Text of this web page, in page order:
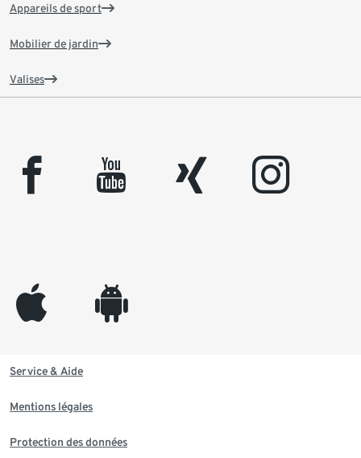
Appareils de sport
Mobilier de jardin
Valises
facebook youtube xing instagram
appleinc android
Service & Aide
Mentions légales
Protection des données